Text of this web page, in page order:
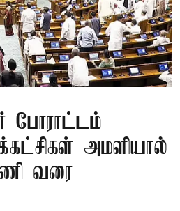
போராட்டம்
அமளியால்
வரை